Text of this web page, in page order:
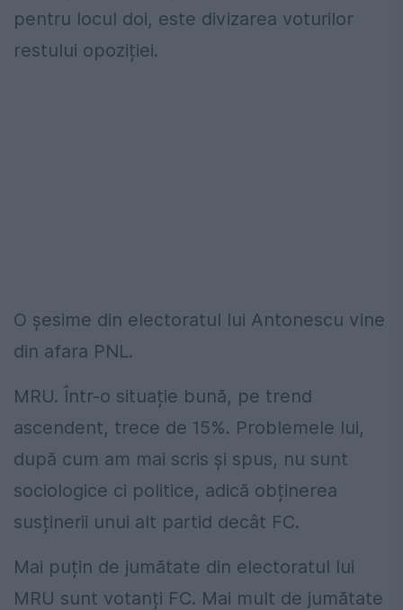
pentru locul doi, este divizarea voturilor
restului opoziției.
O șesime din electoratul lui Antonescu vine
din afara PNL.
MRU. Într-o situație bună, pe trend
ascendent, trece de 15%. Problemele lui,
după cum am mai scris și spus, nu sunt
sociologice ci politice, adică obținerea
susținerii unui alt partid decât FC.
Mai puțin de jumătate din electoratul lui
MRU sunt votanți FC. Mai mult de jumătate